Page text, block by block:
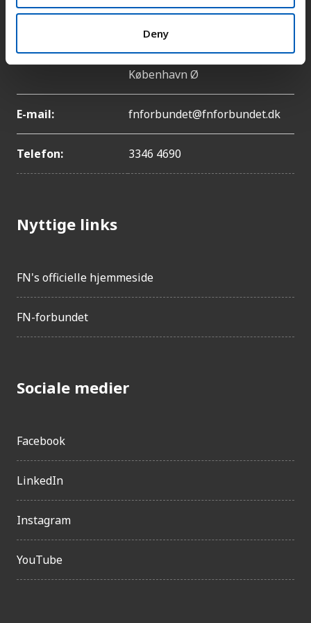
Deny
Adresse:
Lyngbyvej 100, 2100
København Ø
E-mail: fnforbundet@fnforbundet.dk
Telefon: 3346 4690
Nyttige links
FN's officielle hjemmeside
FN-forbundet
Sociale medier
Facebook
LinkedIn
Instagram
YouTube